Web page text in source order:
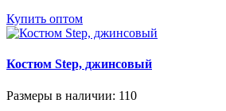
Купить оптом
Костюм Step, джинсовый
Размеры в наличии: 110